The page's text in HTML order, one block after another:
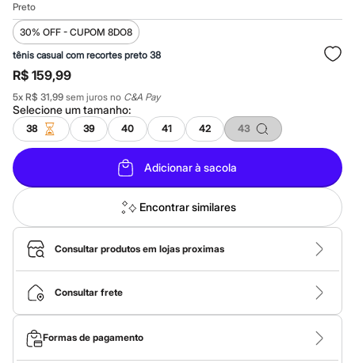
Até 60% off
A partir de 60% off
Feminino
Em alta
Inverno
Alfaiataria
Novidades
Roupas
Blusas e Camisetas
Básicos
Calças
Casacos e Jaquetas
Jeans
Macacões
Saias
Shorts e Bermudas
Vestidos
Acessórios
Bolsas
Bonés e Chapéus
Bijoux
Cintos
Óculos
Relógios
Calçados
Preto
30% OFF - CUPOM 8DO8
tênis casual com recortes preto 38
R$ 159,99
5x R$ 31,99 sem juros no C&A Pay
Selecione umtamanho:
38 39 40 41 42 43
Adicionar à sacola
Encontrar similares
Consultar produtos em lojas proximas
Consultar frete
Formas de pagamento